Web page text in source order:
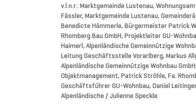
v.l.n.r.: Marktgemeinde Lustenau,
Fässler, Marktgemeinde Lustenau,
Benedicte Hämmerle, Bürgermeister Patrick
Rhomberg Bau GmbH, Projektleiter GU-
Haimerl, Alpenländische Gemeinnützige
Leitung Geschäftsstelle Vorarlberg, Markus
Alpenländische Gemeinnützige Wohnbau GmbH,
Objektmanagement, Patrick Ströhle, Fa.
Geschäftsführer GU-Wohnbau, Daniel
Alpenländische / Julienne Speckle